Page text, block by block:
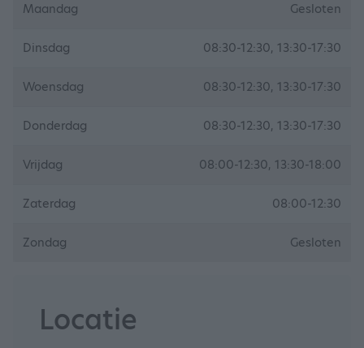
Maandag Gesloten
Dinsdag 08:30-12:30, 13:30-17:30
Woensdag 08:30-12:30, 13:30-17:30
Donderdag 08:30-12:30, 13:30-17:30
Vrijdag 08:00-12:30, 13:30-18:00
Zaterdag 08:00-12:30
Zondag Gesloten
Locatie